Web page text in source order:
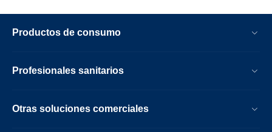
Productos de consumo
Profesionales sanitarios
Otras soluciones comerciales